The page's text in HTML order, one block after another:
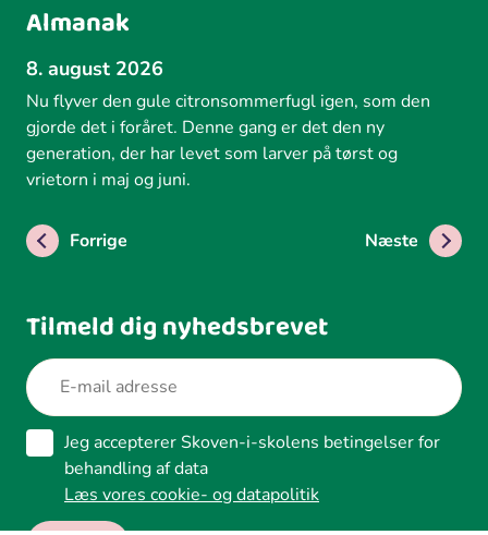
Almanak
8. august 2026
Nu flyver den gule citronsommerfugl igen, som den
gjorde det i foråret. Denne gang er det den ny
generation, der har levet som larver på tørst og
vrietorn i maj og juni.
Forrige Næste
Tilmeld dig nyhedsbrevet
Jeg accepterer Skoven-i-skolens betingelser for
behandling af data
Læs vores cookie- og datapolitik